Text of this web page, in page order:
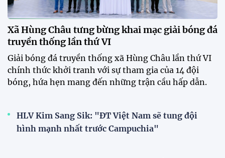
Xã Hùng Châu tưng bừng khai mạc giải bóng đá
truyền thống lần thứ VI
Giải bóng đá truyền thống xã Hùng Châu lần thứ VI
chính thức khởi tranh với sự tham gia của 14 đội
bóng, hứa hẹn mang đến những trận cầu hấp dẫn.
HLV Kim Sang Sik: "ĐT Việt Nam sẽ tung đội
hình mạnh nhất trước Campuchia"